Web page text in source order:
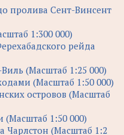
пролива Сент-Винсент
1:300 000)
рейда
(Масштаб 1:25 000)
(Масштаб 1:50 000)
островов (Масштаб
(Масштаб 1:50 000)
Чарлстон (Масштаб 1:2